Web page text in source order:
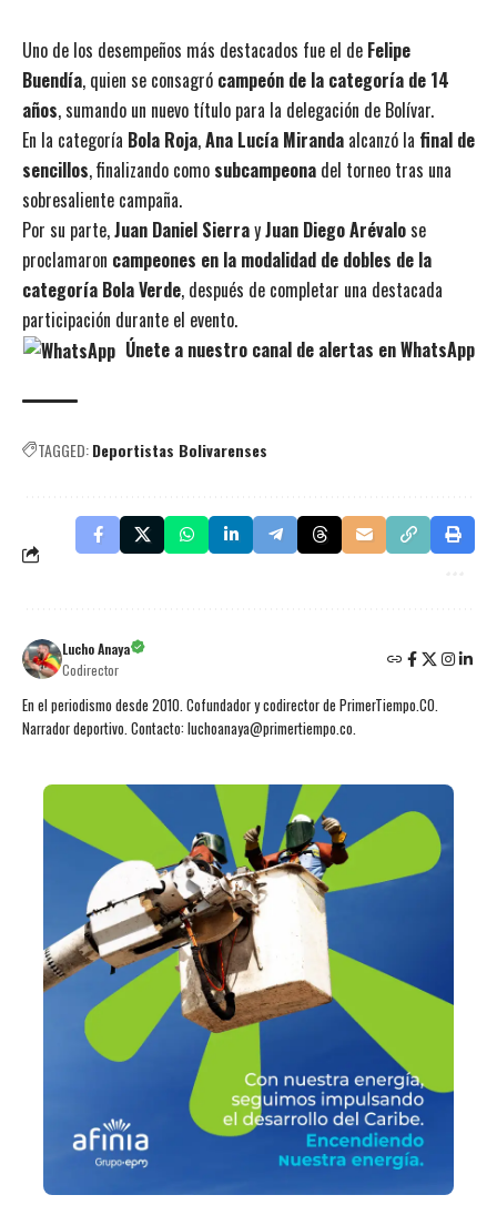
Uno de los desempeños más destacados fue el de Felipe
Buendía, quien se consagró campeón de la categoría de 14
años, sumando un nuevo título para la delegación de Bolívar.
En la categoría Bola Roja,Ana Lucía Miranda alcanzó la final de
sencillos, finalizando como subcampeona del torneo tras una
sobresaliente campaña.
Por su parte,Juan Daniel SierrayJuan Diego Arévalose
proclamaron campeones en la modalidad de dobles de la
categoría Bola Verde, después de completar una destacada
participación durante el evento.
Únete a nuestro canal de alertas en WhatsApp
TAGGED:Deportistas Bolivarenses
Lucho Anaya
Codirector
En el periodismo desde 2010. Cofundador y codirector de PrimerTiempo.CO.
Narrador deportivo. Contacto: luchoanaya@primertiempo.co.